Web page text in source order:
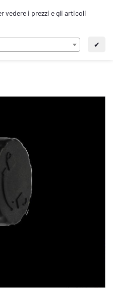
vedere i prezzi e gli articoli
✔
IT